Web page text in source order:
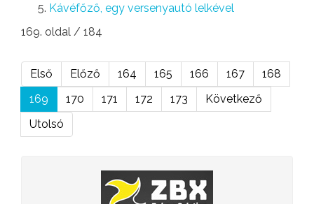
Kávéfőző, egy versenyautó lelkével
169. oldal / 184
Első Előző 164 165 166 167
168
169
170 171 172 173
Következő
Utolsó